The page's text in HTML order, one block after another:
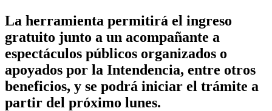
La herramienta permitirá el ingreso
gratuito junto a un acompañante a
espectáculos públicos organizados o
apoyados por la Intendencia, entre otros
beneficios, y se podrá iniciar el trámite a
partir del próximo lunes.